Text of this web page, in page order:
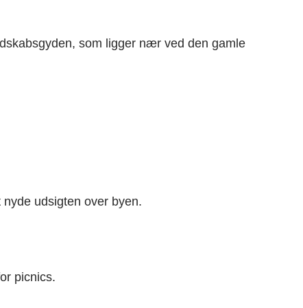
som ligger nær ved den gamle
udsigten over byen.
picnics.